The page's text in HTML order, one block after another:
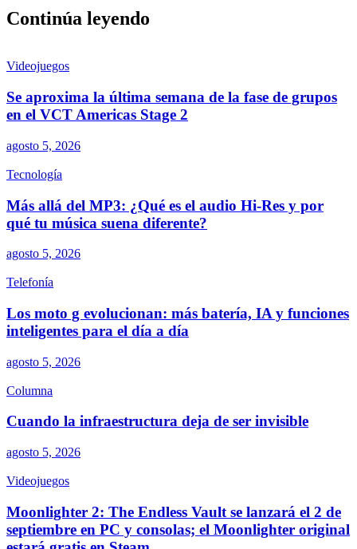
Continúa leyendo
Videojuegos
Se aproxima la última semana de la fase de grupos
en el VCT Americas Stage 2
agosto 5, 2026
Tecnología
Más allá del MP3: ¿Qué es el audio Hi-Res y por
qué tu música suena diferente?
agosto 5, 2026
Telefonía
Los moto g evolucionan: más batería, IA y funciones
inteligentes para el día a día
agosto 5, 2026
Columna
Cuando la infraestructura deja de ser invisible
agosto 5, 2026
Videojuegos
Moonlighter 2: The Endless Vault se lanzará el 2 de
septiembre en PC y consolas; el Moonlighter original